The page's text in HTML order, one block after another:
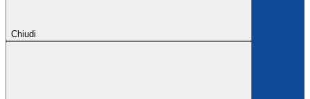
Chiudi